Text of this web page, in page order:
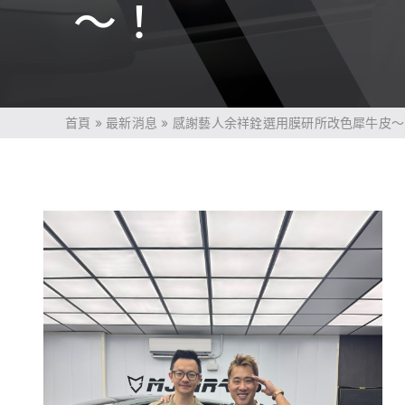
～！
首頁 » 最新消息 » 感謝藝人余祥銓選用膜研所改色犀牛皮